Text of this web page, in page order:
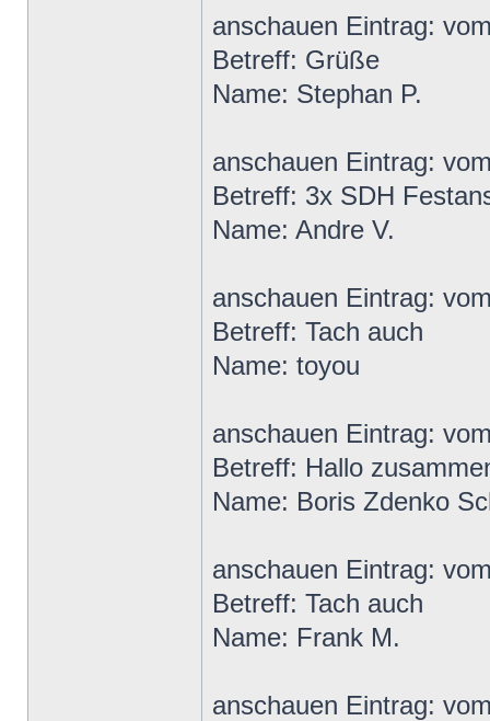
anschauen Eintrag:
Betreff: Grüße
Name: Stephan P.
anschauen Eintrag:
Betreff: 3x SDH
Name: Andre V.
anschauen Eintrag:
Betreff: Tach auch
Name: toyou
anschauen Eintrag:
Betreff: Hallo
Name: Boris Zdenko
anschauen Eintrag:
Betreff: Tach auch
Name: Frank M.
anschauen Eintrag: